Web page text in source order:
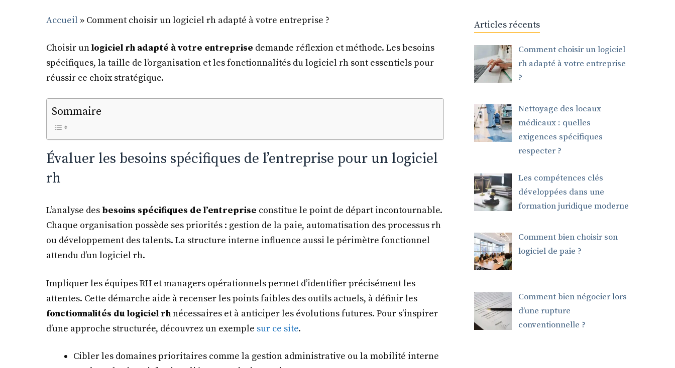
Accueil » Comment choisir un logiciel rh adapté à votre entreprise ?
Choisir unlogiciel rh adapté à votre entreprise demande réflexion et méthode. Les besoins
spécifiques, la taille de l’organisation et les fonctionnalités du logiciel rh sont essentiels pour
réussir ce choix stratégique.
Sommaire
Évaluer les besoins spécifiques de l’entreprise pour un logiciel
rh
L’analyse des besoins spécifiques de l’entreprise constitue le point de départ incontournable.
Chaque organisation possède ses priorités : gestion de la paie, automatisation des processus rh
ou développement des talents. La structure interne influence aussi le périmètre fonctionnel
attendu d’un logiciel rh.
Impliquer les équipes RH et managers opérationnels permet d’identifier précisément les
attentes. Cette démarche aide à recenser les points faibles des outils actuels, à définir les
fonctionnalités du logiciel rhnécessaires et à anticiper les évolutions futures. Pour s’inspirer
d’une approche structurée, découvrez un exemple sur ce site.
Cibler les domaines prioritaires comme la gestion administrative ou la mobilité interne
Articles récents
Comment choisir un logiciel
rh adapté à votre entreprise
?
Nettoyage des locaux
médicaux : quelles
exigences spécifiques
respecter ?
Les compétences clés
développées dans une
formation juridique moderne
Comment bien choisir son
logiciel de paie ?
Comment bien négocier lors
d’une rupture
conventionnelle ?